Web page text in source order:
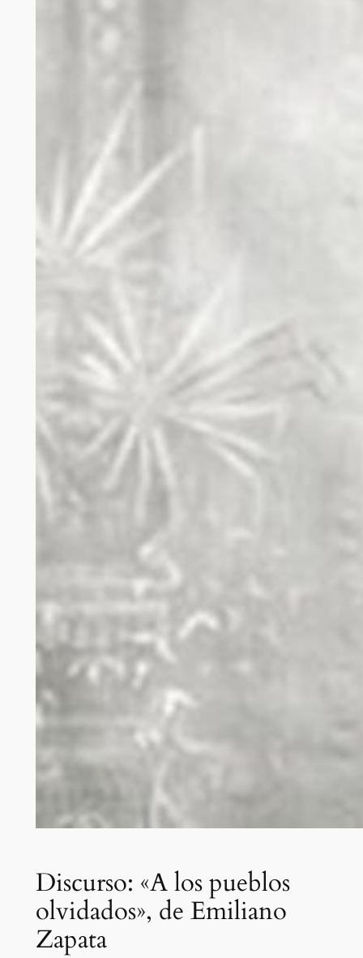
Discurso: «A los pueblos
olvidados», de Emiliano
Zapata